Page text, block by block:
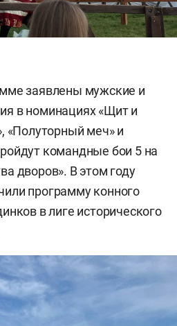
заявлены мужские и
в номинациях «Щит и
«Полуторный меч» и
командные бои 5 на
дворов». В этом году
программу конного
в лиге исторического